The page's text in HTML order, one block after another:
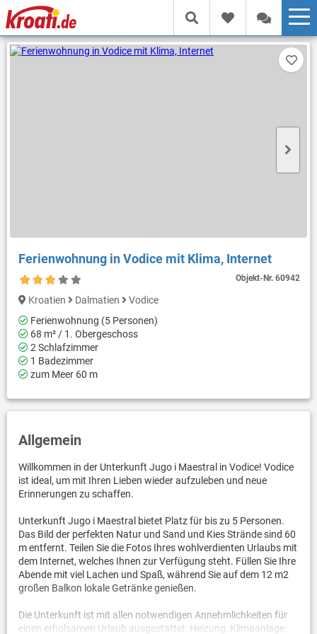
Ferienwohnung in Vodice mit Klima, Internet
Objekt-Nr.60942
Kroatien Dalmatien
Vodice
Ferienwohnung (5 Personen)
68 m² / 1. Obergeschoss
2 Schlafzimmer
1 Badezimmer
zum Meer 60 m
Allgemein
Willkommen in der Unterkunft Jugo i Maestral in Vodice! Vodice
ist ideal, um mit Ihren Lieben wieder aufzuleben und neue
Erinnerungen zu schaffen.
Unterkunft Jugo i Maestral bietet Platz für bis zu 5 Personen.
Das Bild der perfekten Natur und Sand und Kies Strände sind 60
m entfernt. Teilen Sie die Fotos Ihres wohlverdienten Urlaubs mit
dem Internet, welches Ihnen zur Verfügung steht. Füllen Sie Ihre
Abende mit viel Lachen und Spaß, während Sie auf dem 12 m2
großen Balkon lokale Getränke genießen.
Die Unterkunft ist mit allen notwendigen Annehmlichkeiten für
einen erholsamen Urlaub ausgestattet: Heizung, Klimaanlage,